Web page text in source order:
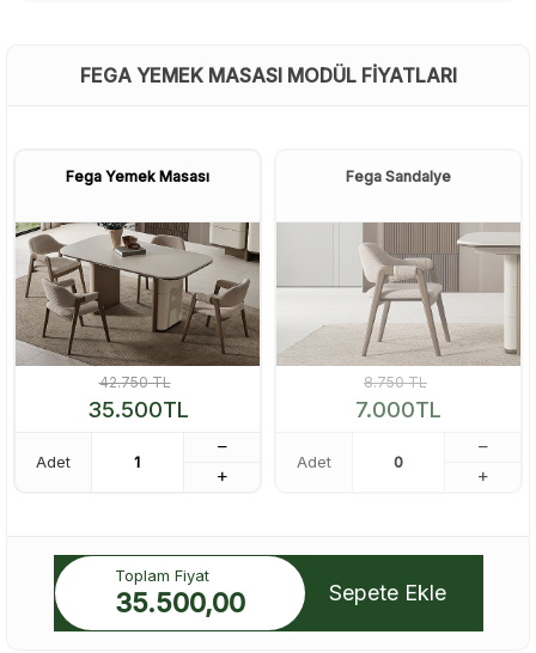
FEGA YEMEK MASASI MODÜL FIYATLARI
Fega Yemek Masası
42.750TL
35.500TL
Adet
Fega Sandalye
8.750TL
7.000TL
Adet
Toplam Fiyat
35.500,00 Sepete Ekle